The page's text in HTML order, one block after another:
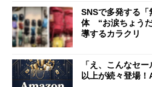
SNSで多発する
体 “お涙ちょう
導するカラクリ
「え、こんなセ
以上が続々登場